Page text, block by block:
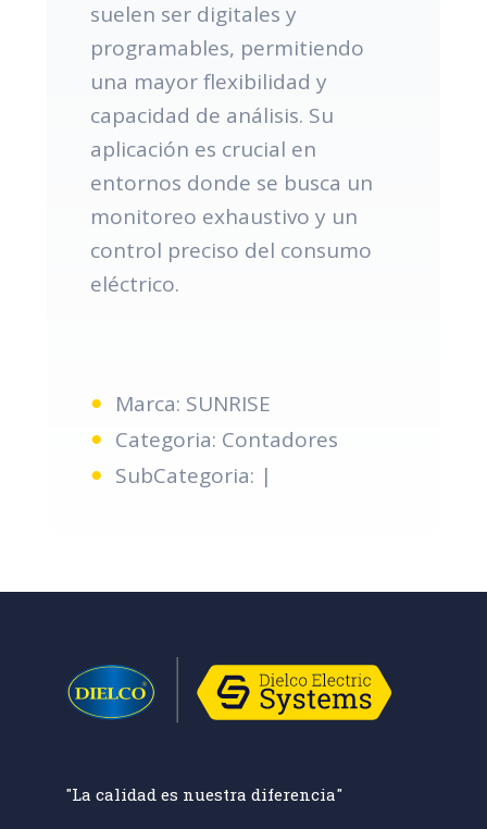
suelen ser digitales y
programables, permitiendo
una mayor flexibilidad y
capacidad de análisis. Su
aplicación es crucial en
entornos donde se busca un
monitoreo exhaustivo y un
control preciso del consumo
eléctrico.
Marca: SUNRISE
Categoria: Contadores
SubCategoria: |
"La calidad es nuestra diferencia"